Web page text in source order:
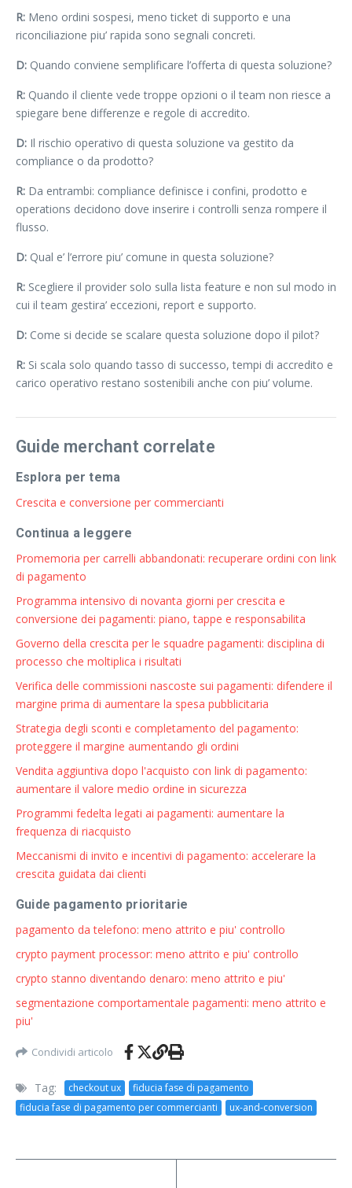
R: Meno ordini sospesi, meno ticket di supporto e una
riconciliazione piu’ rapida sono segnali concreti.
D: Quando conviene semplificare l’offerta di questa soluzione?
R: Quando il cliente vede troppe opzioni o il team non riesce a
spiegare bene differenze e regole di accredito.
D: Il rischio operativo di questa soluzione va gestito da
compliance o da prodotto?
R: Da entrambi: compliance definisce i confini, prodotto e
operations decidono dove inserire i controlli senza rompere il
flusso.
D: Qual e’ l’errore piu’ comune in questa soluzione?
R: Scegliere il provider solo sulla lista feature e non sul modo in
cui il team gestira’ eccezioni, report e supporto.
D: Come si decide se scalare questa soluzione dopo il pilot?
R: Si scala solo quando tasso di successo, tempi di accredito e
carico operativo restano sostenibili anche con piu’ volume.
Guide merchant correlate
Esplora per tema
Crescita e conversione per commercianti
Continua a leggere
Promemoria per carrelli abbandonati: recuperare ordini con link
di pagamento
Programma intensivo di novanta giorni per crescita e
conversione dei pagamenti: piano, tappe e responsabilita
Governo della crescita per le squadre pagamenti: disciplina di
processo che moltiplica i risultati
Verifica delle commissioni nascoste sui pagamenti: difendere il
margine prima di aumentare la spesa pubblicitaria
Strategia degli sconti e completamento del pagamento:
proteggere il margine aumentando gli ordini
Vendita aggiuntiva dopo l'acquisto con link di pagamento:
aumentare il valore medio ordine in sicurezza
Programmi fedelta legati ai pagamenti: aumentare la
frequenza di riacquisto
Meccanismi di invito e incentivi di pagamento: accelerare la
crescita guidata dai clienti
Guide pagamento prioritarie
pagamento da telefono: meno attrito e piu' controllo
crypto payment processor: meno attrito e piu' controllo
crypto stanno diventando denaro: meno attrito e piu'
segmentazione comportamentale pagamenti: meno attrito e
piu'
Condividi articolo
Tag: checkout ux
fiducia fase di pagamento
fiducia fase di pagamento per commercianti
ux-and-conversion